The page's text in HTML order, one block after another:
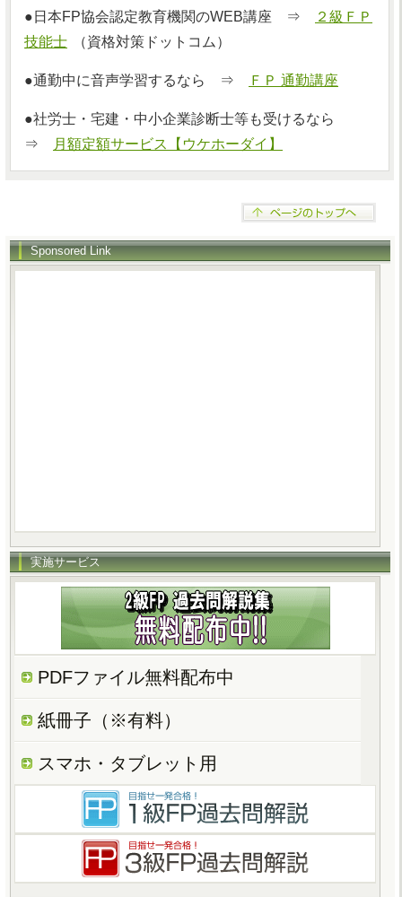
●日本FP協会認定教育機関のWEB講座 ⇒
２級ＦＰ
技能士
（資格対策ドットコム）
●通勤中に音声学習するなら ⇒ ＦＰ 通勤講座
●社労士・宅建・中小企業診断士等も受けるなら
⇒
月額定額サービス【ウケホーダイ】
Sponsored Link
実施サービス
PDFファイル無料配布中
紙冊子（※有料）
スマホ・タブレット用